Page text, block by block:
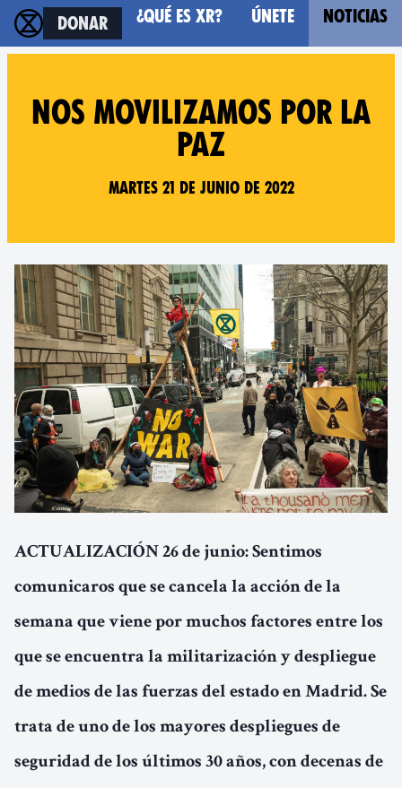
Donar ¿Qué es XR? Únete Noticias
Nos movilizamos por la
Paz
Martes 21 DE JUNIO DE 2022
ACTUALIZACIÓN 26 de junio: Sentimos
comunicaros que se cancela la acción de la
semana que viene por muchos factores entre los
que se encuentra la militarización y despliegue
de medios de las fuerzas del estado en Madrid. Se
trata de uno de los mayores despliegues de
seguridad de los últimos 30 años, con decenas de